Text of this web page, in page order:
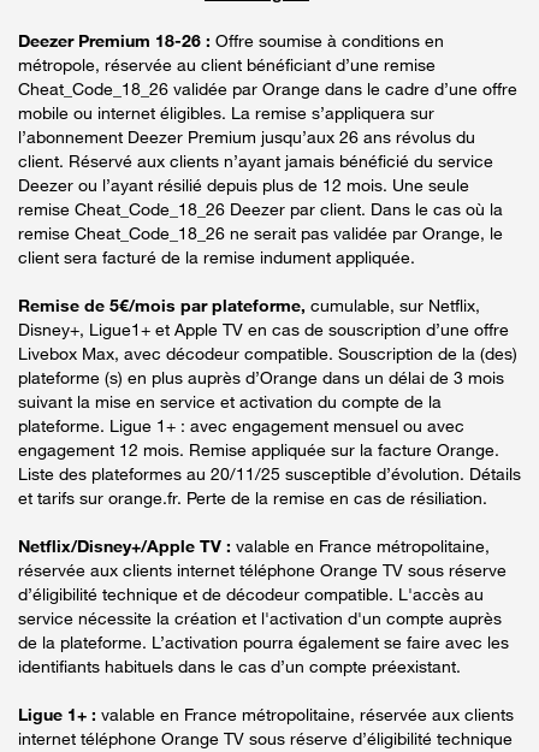
Deezer Premium 18-26 : Offre soumise à conditions en
métropole, réservée au client bénéficiant d’une remise
Cheat_Code_18_26 validée par Orange dans le cadre d’une offre
mobile ou internet éligibles. La remise s’appliquera sur
l’abonnement Deezer Premium jusqu’aux 26 ans révolus du
client. Réservé aux clients n’ayant jamais bénéficié du service
Deezer ou l’ayant résilié depuis plus de 12 mois. Une seule
remise Cheat_Code_18_26 Deezer par client. Dans le cas où la
remise Cheat_Code_18_26 ne serait pas validée par Orange, le
client sera facturé de la remise indument appliquée.
Remise de 5€/mois par plateforme, cumulable, sur Netflix,
Disney+, Ligue1+ et Apple TV en cas de souscription d’une offre
Livebox Max, avec décodeur compatible. Souscription de la (des)
plateforme (s) en plus auprès d’Orange dans un délai de 3 mois
suivant la mise en service et activation du compte de la
plateforme. Ligue 1+ : avec engagement mensuel ou avec
engagement 12 mois. Remise appliquée sur la facture Orange.
Liste des plateformes au 20/11/25 susceptible d’évolution. Détails
et tarifs sur orange.fr. Perte de la remise en cas de résiliation.
Netflix/Disney+/Apple TV : valable en France métropolitaine,
réservée aux clients internet téléphone Orange TV sous réserve
d’éligibilité technique et de décodeur compatible. L'accès au
service nécessite la création et l'activation d'un compte auprès
de la plateforme. L’activation pourra également se faire avec les
identifiants habituels dans le cas d’un compte préexistant.
Ligue 1+ : valable en France métropolitaine, réservée aux clients
internet téléphone Orange TV sous réserve d’éligibilité technique